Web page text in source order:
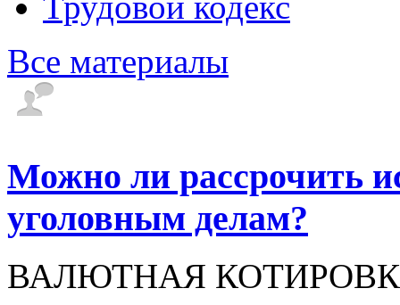
Все материалы
Можно ли рассрочить
уголовным делам?
ВАЛЮТНАЯ КОТИРОВКА -